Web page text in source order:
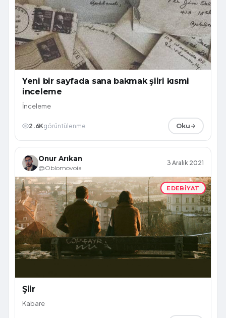
Yeni bir sayfada sana bakmak şiiri kısmi
inceleme
İnceleme
2.6Kgörüntülenme Oku
Onur Arıkan
@Oblomovoia
3 Aralık 2021
EDEBIYAT
Şiir
Kabare